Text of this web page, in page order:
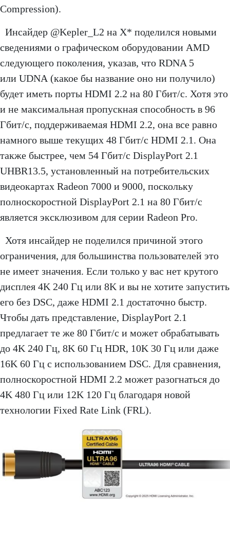
Compression).
Инсайдер @Kepler_L2 на X* поделился новыми
сведениями о графическом оборудовании AMD
следующего поколения, указав, что RDNA 5
или UDNA (какое бы название оно ни получило)
будет иметь порты HDMI 2.2 на 80 Гбит/с. Хотя это
и не максимальная пропускная способность в 96
Гбит/с, поддерживаемая HDMI 2.2, она все равно
намного выше текущих 48 Гбит/с HDMI 2.1. Она
также быстрее, чем 54 Гбит/с DisplayPort 2.1
UHBR13.5, установленный на потребительских
видеокартах Radeon 7000 и 9000, поскольку
полноскоростной DisplayPort 2.1 на 80 Гбит/с
является эксклюзивом для серии Radeon Pro.
Хотя инсайдер не поделился причиной этого
ограничения, для большинства пользователей это
не имеет значения. Если только у вас нет крутого
дисплея 4K 240 Гц или 8K и вы не хотите запустить
его без DSC, даже HDMI 2.1 достаточно быстр.
Чтобы дать представление, DisplayPort 2.1
предлагает те же 80 Гбит/с и может обрабатывать
до 4K 240 Гц, 8K 60 Гц HDR, 10K 30 Гц или даже
16K 60 Гц с использованием DSC. Для сравнения,
полноскоростной HDMI 2.2 может разогнаться до
4K 480 Гц или 12K 120 Гц благодаря новой
технологии Fixed Rate Link (FRL).